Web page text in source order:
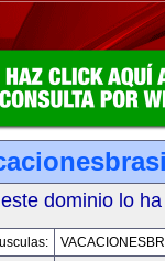
dominio lo